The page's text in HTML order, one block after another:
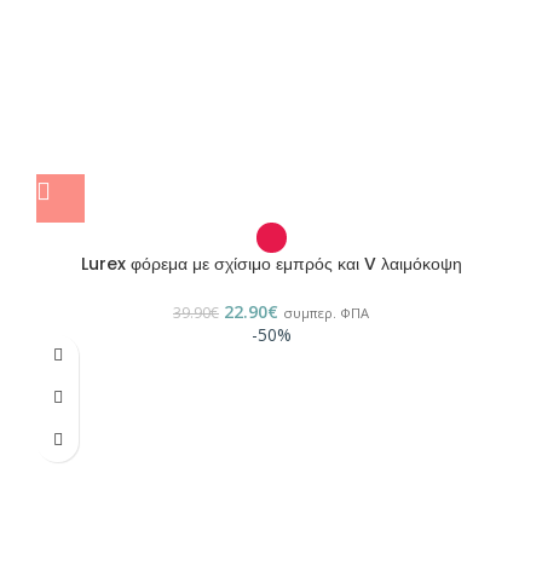
Lurex φόρεμα με σχίσιμο εμπρός και V λαιμόκοψη
39.90€ 22.90€ συμπερ. ΦΠΑ
-50%